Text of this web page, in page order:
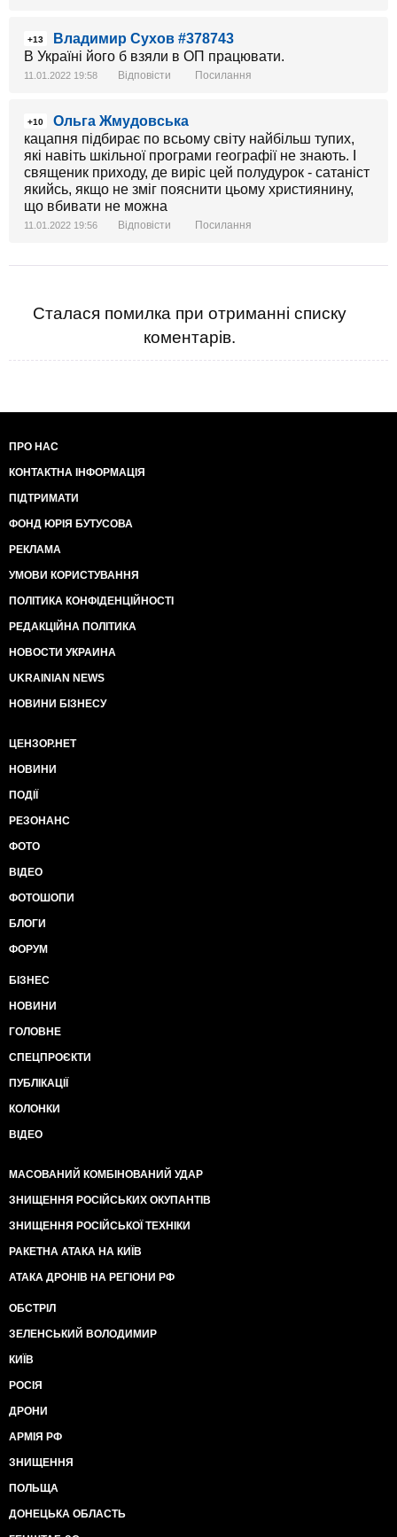
+13
Владимир Сухов #378743
В Україні його б взяли в ОП працювати.
11.01.2022 19:58 Відповісти Посилання
+10
Ольга Жмудовська
кацапня підбирає по всьому світу найбільш тупих,
які навіть шкільної програми географії не знають. І
священик приходу, де виріс цей полудурок - сатаніст
якийсь, якщо не зміг пояснити цьому християнину,
що вбивати не можна
11.01.2022 19:56 Відповісти Посилання
Сталася помилка при отриманні списку
коментарів.
ПРО НАС
КОНТАКТНА ІНФОРМАЦІЯ
ПІДТРИМАТИ
ФОНД ЮРІЯ БУТУСОВА
РЕКЛАМА
УМОВИ КОРИСТУВАННЯ
ПОЛІТИКА КОНФІДЕНЦІЙНОСТІ
РЕДАКЦІЙНА ПОЛІТИКА
НОВОСТИ УКРАИНА
UKRAINIAN NEWS
НОВИНИ БІЗНЕСУ
ЦЕНЗОР.НЕТ
НОВИНИ
ПОДІЇ
РЕЗОНАНС
ФОТО
ВІДЕО
ФОТОШОПИ
БЛОГИ
ФОРУМ
БІЗНЕС
НОВИНИ
ГОЛОВНЕ
СПЕЦПРОЄКТИ
ПУБЛІКАЦІЇ
КОЛОНКИ
ВІДЕО
МАСОВАНИЙ КОМБІНОВАНИЙ УДАР
ЗНИЩЕННЯ РОСІЙСЬКИХ ОКУПАНТІВ
ЗНИЩЕННЯ РОСІЙСЬКОЇ ТЕХНІКИ
РАКЕТНА АТАКА НА КИЇВ
АТАКА ДРОНІВ НА РЕГІОНИ РФ
ОБСТРІЛ
ЗЕЛЕНСЬКИЙ ВОЛОДИМИР
КИЇВ
РОСІЯ
ДРОНИ
АРМІЯ РФ
ЗНИЩЕННЯ
ПОЛЬЩА
ДОНЕЦЬКА ОБЛАСТЬ